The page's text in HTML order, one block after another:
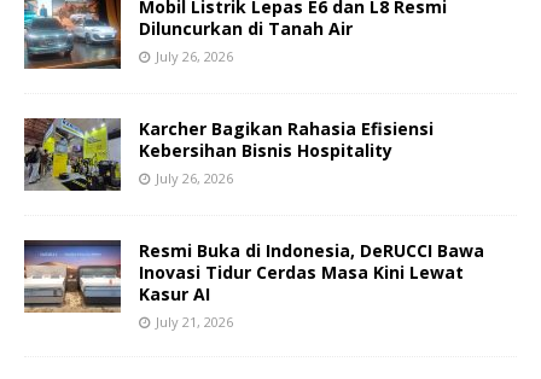
Mobil Listrik Lepas E6 dan L8 Resmi
Diluncurkan di Tanah Air
July 26, 2026
Karcher Bagikan Rahasia Efisiensi
Kebersihan Bisnis Hospitality
July 26, 2026
Resmi Buka di Indonesia, DeRUCCI Bawa
Inovasi Tidur Cerdas Masa Kini Lewat
Kasur AI
July 21, 2026